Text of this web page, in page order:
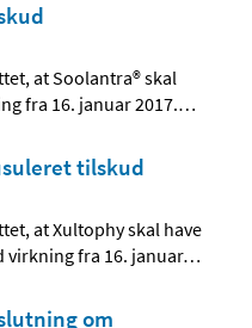
at Soolantra® skal
fra 16. januar 2017.…
tilskud
at Xultophy skal have
fra 16. januar…
om